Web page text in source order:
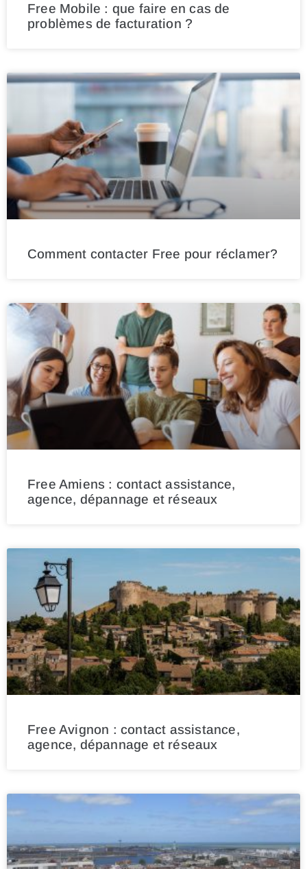
Free Mobile : que faire en cas de
problèmes de facturation ?
Comment contacter Free pour réclamer?
Free Amiens : contact assistance,
agence, dépannage et réseaux
Free Avignon : contact assistance,
agence, dépannage et réseaux